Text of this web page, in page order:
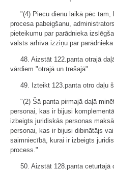
"(4) Piecu dienu laikā pēc
procesa pabeigšanu,
pieteikumu par parādnieka
valsts arhīva izziņu par
48. Aizstāt 122.panta otrajā
vārdiem "otrajā un trešajā".
49. Izteikt 123.panta otro daļu
"(2) Šā panta pirmajā daļā
personai, kas ir bijusi
izbeigts juridiskās personas
personai, kas ir bijusi dibinātājs
saimniecībā, kurai ir izbeigts
process."
50. Aizstāt 128.panta ceturtajā